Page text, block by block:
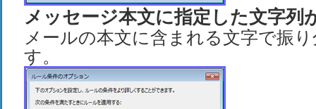
メッセージ本文に指定した文字列
メールの本文に含まれる文字で振
す。